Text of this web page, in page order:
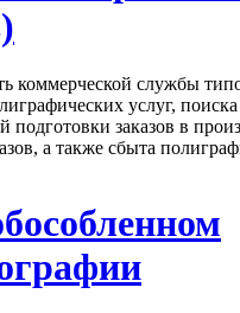
коммерческой службы
услуг,
заказов в
а также сбыта